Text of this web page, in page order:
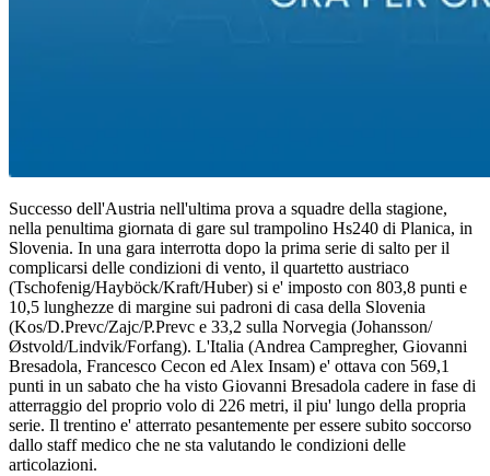
Successo dell'Austria nell'ultima prova a squadre della stagione,
nella penultima giornata di gare sul trampolino Hs240 di Planica, in
Slovenia. In una gara interrotta dopo la prima serie di salto per il
complicarsi delle condizioni di vento, il quartetto austriaco
(Tschofenig/Hayböck/Kraft/Huber) si e' imposto con 803,8 punti e
10,5 lunghezze di margine sui padroni di casa della Slovenia
(Kos/D.Prevc/Zajc/P.Prevc e 33,2 sulla Norvegia (Johansson/
Østvold/Lindvik/Forfang). L'Italia (Andrea Campregher, Giovanni
Bresadola, Francesco Cecon ed Alex Insam) e' ottava con 569,1
punti in un sabato che ha visto Giovanni Bresadola cadere in fase di
atterraggio del proprio volo di 226 metri, il piu' lungo della propria
serie. Il trentino e' atterrato pesantemente per essere subito soccorso
dallo staff medico che ne sta valutando le condizioni delle
articolazioni.